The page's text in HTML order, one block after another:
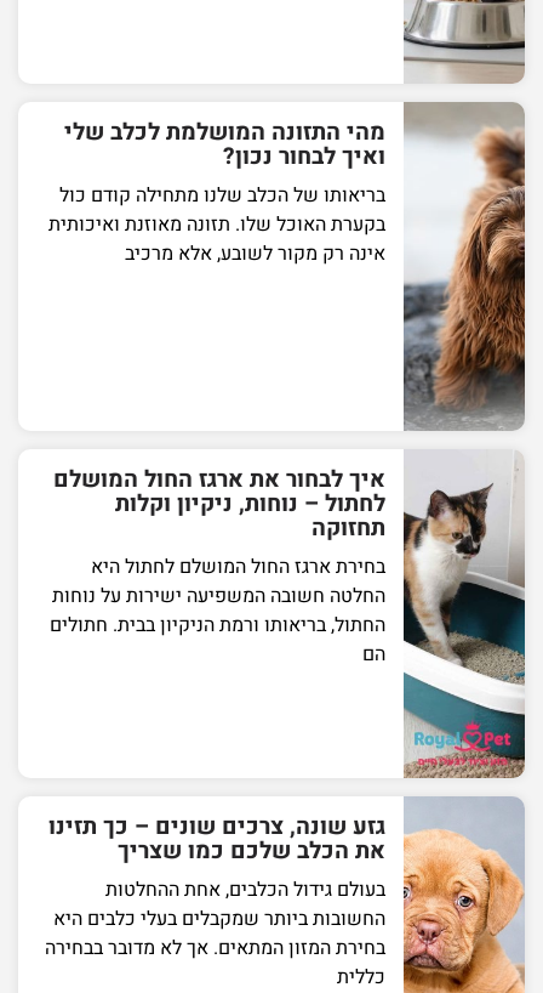
מהי התזונה המושלמת לכלב שלי
ואיך לבחור נכון?
בריאותו של הכלב שלנו מתחילה קודם כול
בקערת האוכל שלו. תזונה מאוזנת ואיכותית
אינה רק מקור לשובע, אלא מרכיב
איך לבחור את ארגז החול המושלם
לחתול – נוחות, ניקיון וקלות
תחזוקה
בחירת ארגז החול המושלם לחתול היא
החלטה חשובה המשפיעה ישירות על נוחות
החתול, בריאותו ורמת הניקיון בבית. חתולים
הם
גזע שונה, צרכים שונים – כך תזינו
את הכלב שלכם כמו שצריך
בעולם גידול הכלבים, אחת ההחלטות
החשובות ביותר שמקבלים בעלי כלבים היא
בחירת המזון המתאים. אך לא מדובר בבחירה
כללית